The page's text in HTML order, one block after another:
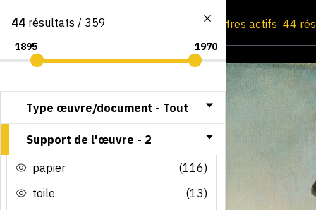
Consultation par image Filtres actifs: 44
44 résultats / 359
Type œuvre/document - Tout
Support de l'œuvre - 2
papier
(116)
toile
(13)